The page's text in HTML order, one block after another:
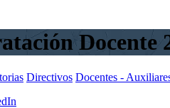
Docente
Directivos Docentes -